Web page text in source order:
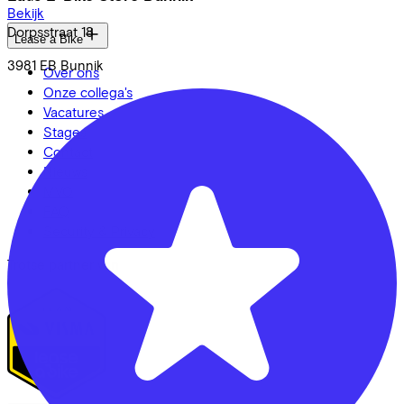
Dorpsstraat 18
3981 EB Bunnik
Bekijk
Lease a Bike
Over ons
Onze collega's
Vacatures
Stages
Contact
Nieuws
Trotse partner van